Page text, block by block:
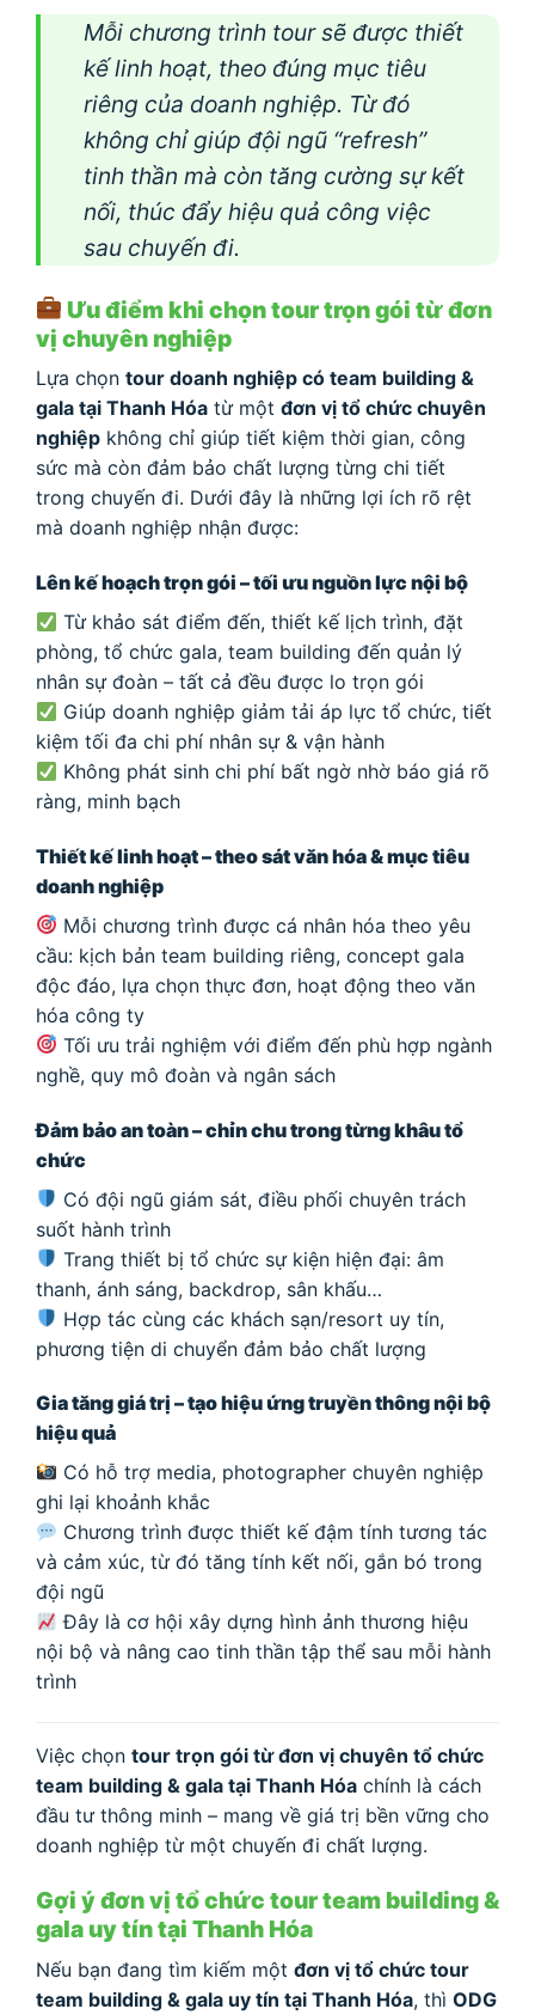
Mỗi chương trình tour sẽ được thiết
kế linh hoạt, theo đúng mục tiêu
riêng của doanh nghiệp. Từ đó
không chỉ giúp đội ngũ “refresh”
tinh thần mà còn tăng cường sự kết
nối, thúc đẩy hiệu quả công việc
sau chuyến đi.
Ưu điểm khi chọn tour trọn gói từ đơn
vị chuyên nghiệp
Lựa chọn tour doanh nghiệp có team building &
gala tại Thanh Hóa từ một đơn vị tổ chức chuyên
nghiệp không chỉ giúp tiết kiệm thời gian, công
sức mà còn đảm bảo chất lượng từng chi tiết
trong chuyến đi. Dưới đây là những lợi ích rõ rệt
mà doanh nghiệp nhận được:
Lên kế hoạch trọn gói – tối ưu nguồn lực nội bộ
Từ khảo sát điểm đến, thiết kế lịch trình, đặt
phòng, tổ chức gala, team building đến quản lý
nhân sự đoàn – tất cả đều được lo trọn gói
Giúp doanh nghiệp giảm tải áp lực tổ chức, tiết
kiệm tối đa chi phí nhân sự & vận hành
Không phát sinh chi phí bất ngờ nhờ báo giá rõ
ràng, minh bạch
Thiết kế linh hoạt – theo sát văn hóa & mục tiêu
doanh nghiệp
Mỗi chương trình được cá nhân hóa theo yêu
cầu: kịch bản team building riêng, concept gala
độc đáo, lựa chọn thực đơn, hoạt động theo văn
hóa công ty
Tối ưu trải nghiệm với điểm đến phù hợp ngành
nghề, quy mô đoàn và ngân sách
Đảm bảo an toàn – chỉn chu trong từng khâu tổ
chức
Có đội ngũ giám sát, điều phối chuyên trách
suốt hành trình
Trang thiết bị tổ chức sự kiện hiện đại: âm
thanh, ánh sáng, backdrop, sân khấu…
Hợp tác cùng các khách sạn/resort uy tín,
phương tiện di chuyển đảm bảo chất lượng
Gia tăng giá trị – tạo hiệu ứng truyền thông nội bộ
hiệu quả
Có hỗ trợ media, photographer chuyên nghiệp
ghi lại khoảnh khắc
Chương trình được thiết kế đậm tính tương tác
và cảm xúc, từ đó tăng tính kết nối, gắn bó trong
đội ngũ
Đây là cơ hội xây dựng hình ảnh thương hiệu
nội bộ và nâng cao tinh thần tập thể sau mỗi hành
trình
Việc chọn tour trọn gói từ đơn vị chuyên tổ chức
team building & gala tại Thanh Hóa chính là cách
đầu tư thông minh – mang về giá trị bền vững cho
doanh nghiệp từ một chuyến đi chất lượng.
Gợi ý đơn vị tổ chức tour team building &
gala uy tín tại Thanh Hóa
Nếu bạn đang tìm kiếm một đơn vị tổ chức tour
team building & gala uy tín tại Thanh Hóa, thì ODG